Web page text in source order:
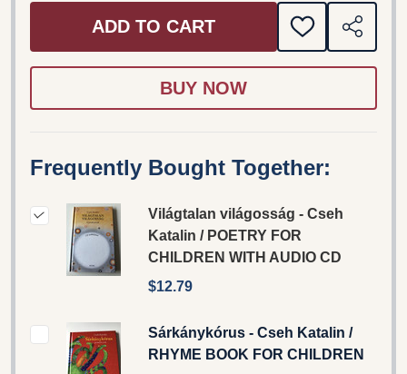
ADD TO CART
ADD
TO
SHARE
Frequently Bought Together:
Világtalan világosság - Cseh
Katalin / POETRY FOR
CHILDREN WITH AUDIO CD
$12.79
Sárkánykórus - Cseh Katalin /
RHYME BOOK FOR CHILDREN